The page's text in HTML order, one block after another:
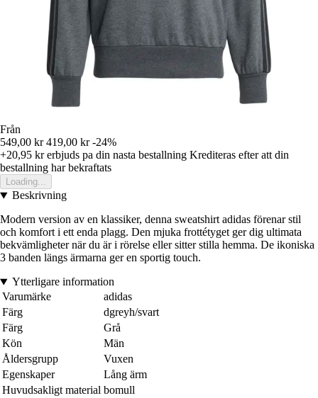
Från
549,00 kr 419,00 kr -24%
+20,95 krerbjuds pa din nasta bestallning Krediteras efter att din
bestallning har bekraftats
Loading...
Beskrivning
Modern version av en klassiker, denna sweatshirt adidas förenar stil
och komfort i ett enda plagg. Den mjuka frottétyget ger dig ultimata
bekvämligheter när du är i rörelse eller sitter stilla hemma. De ikoniska
3 banden längs ärmarna ger en sportig touch.
Ytterligare information
Varumärke
adidas
Färg
dgreyh/svart
Färg
Grå
Kön
Män
Åldersgrupp
Vuxen
Egenskaper
Lång ärm
Huvudsakligt material bomull